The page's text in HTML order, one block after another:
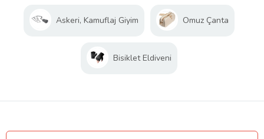
Askeri, Kamuflaj Giyim Omuz Çanta
Bisiklet Eldiveni